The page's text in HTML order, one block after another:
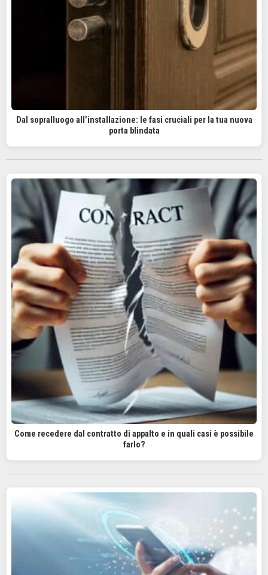
Dal sopralluogo all’installazione: le fasi cruciali per la tua nuova
porta blindata
Come recedere dal contratto di appalto e in quali casi è possibile
farlo?